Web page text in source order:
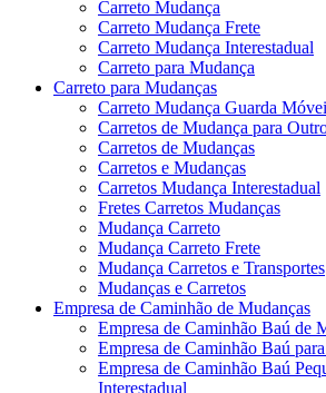
Carreto Mudança
Carreto Mudança Frete
Carreto Mudança Interestadual
Carreto para Mudança
Carreto para Mudanças
Carreto Mudança Guarda
Carretos de Mudança para
Carretos de Mudanças
Carretos e Mudanças
Carretos Mudança Interestadual
Fretes Carretos Mudanças
Mudança Carreto
Mudança Carreto Frete
Mudança Carretos e Transportes
Mudanças e Carretos
Empresa de Caminhão de Mudanças
Empresa de Caminhão Baú de
Empresa de Caminhão Baú
Empresa de Caminhão Baú
Interestadual